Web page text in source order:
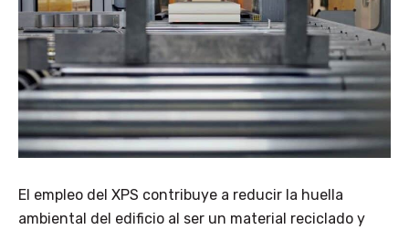
El empleo del XPS contribuye a reducir la huella
ambiental del edificio al ser un material reciclado y